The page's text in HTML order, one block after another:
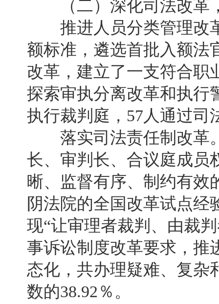
（二）深化司法改革
推进人员分类管理改
额标准，遴选首批入额法
改革，建立了一支符合职
探索审执分离改革和执行
执行裁判庭，57人通过司
落实司法责任制改革。
长、审判长、合议庭成员
晰、监督有序、制约有效
阴法院的全国改革试点经
现“让审理者裁判、由裁
事诉讼制度改革要求，推
态化，共办理疑难、复杂
数的38.92％。